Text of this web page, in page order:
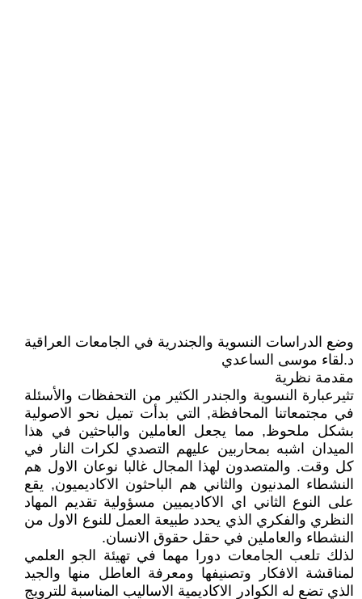
وضع الدراسات النسوية والجندرية في الجامعات العراقية
د.لقاء موسى الساعدي
مقدمة نظرية
تثيرعبارة النسوية والجندر الكثير من التحفظات والأسئلة
في مجتمعاتنا المحافظة, التي بدأت تميل نحو الاصولية
بشكل ملحوظ, مما يجعل العاملين والباحثين في هذا
الميدان اشبه بمحاربين عليهم التصدي لكرات النار في
كل وقت. والمتصدون لهذا المجال غالبا نوعان الاول هم
النشطاء المدنيون والثاني هم الباحثون الاكاديميون, يقع
على النوع الثاني اي الاكاديميين مسؤولية تقديم المهاد
النظري والفكري الذي يحدد طبيعة العمل للنوع الاول من
النشطاء والعاملين في حقل حقوق الانسان.
لذلك تلعب الجامعات دورا مهما في تهيئة الجو العلمي
لمناقشة الافكار وتصنيفها ومعرفة العاطل منها والجيد
الذي تضع له الكوادر الاكاديمية الاساليب المناسبة للترويج